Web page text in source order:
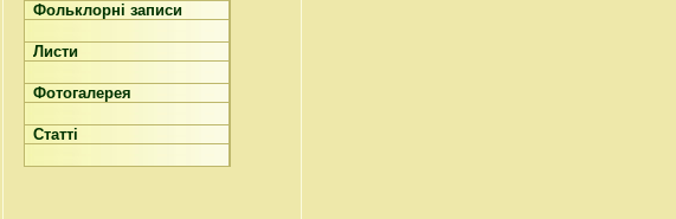
Фольклорні записи
Листи
Фотогалерея
Статті